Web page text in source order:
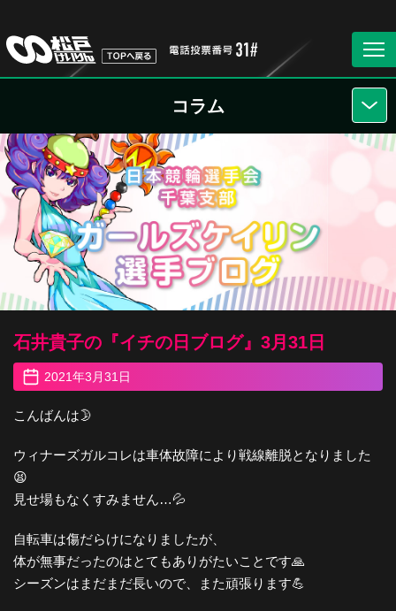
コラム
石井貴子の『イチの日ブログ』3月31日
2021年3月31日
こんばんは🌛
ウィナーズガルコレは車体故障により戦線離脱となりました
😫
見せ場もなくすみません…💦
自転車は傷だらけになりましたが、
体が無事だったのはとてもありがたいことです🙏
シーズンはまだまだ長いので、また頑張ります💪